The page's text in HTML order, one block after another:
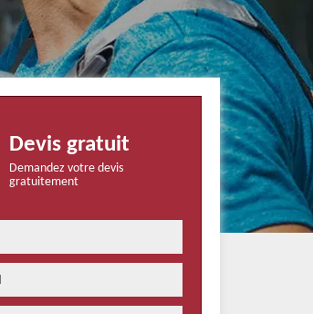
Devis gratuit
Demandez votre devis
gratuitement